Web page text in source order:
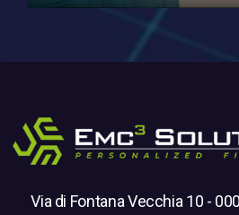
Via di Fontana Vecchia 10 -